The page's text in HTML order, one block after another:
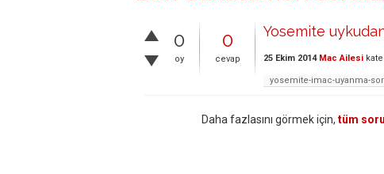
0
oy
0
cevap
Yosemite
25 Ekim 2014 Mac Ailesi
yosemite-imac-uyanma-
Daha fazlasını görmek için, tüm